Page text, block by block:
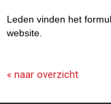
Leden vinden het
website.
« naar overzicht